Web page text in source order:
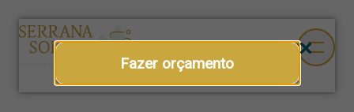
Fazer orçamento